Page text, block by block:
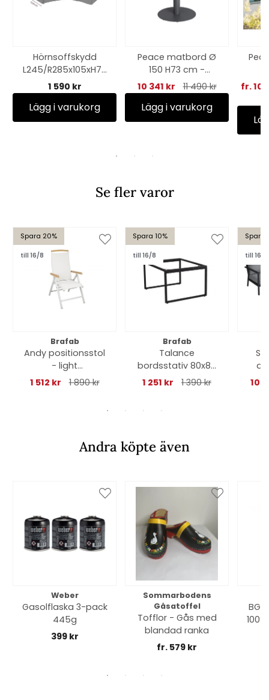
Hörnsoffskydd
L245/R285x105xH70
cm, andas - svart
1 590 kr
Lägg i varukorg
Peace matbord Ø
150 H73 cm -
antracit
10 341 kr 11 490 kr
Lägg i varukorg
fr. 10
Se fler varor
Spara 20%
till 16/8
Brafab
Andy positionsstol
- light
grey/offwhite teak
1 512 kr 1 890 kr
Spara 10%
till 16/8
Brafab
Talance
bordsstativ 80x80
H45 cm - svart
1 251 kr 1 390 kr
Spara
till 16/8
10
Andra köpte även
Weber
Gasolflaska 3-pack
445g
399 kr
Sommarbodens
Gåsatoffel
Tofflor - Gås med
blandad ranka
fr. 579 kr